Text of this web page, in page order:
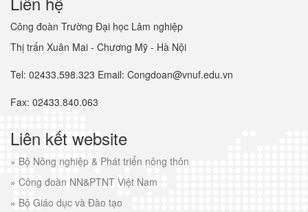
Công đoàn Trường Đại học Lâm nghiệp
Thị trấn Xuân Mai - Chương Mỹ - Hà Nội
Tel: 02433.598.323 Email: Congdoan@vnuf.edu.vn
Fax: 02433.840.063
Liên kết website
» Bộ Nông nghiệp & Phát triển nông thôn
» Công đoàn NN&PTNT Việt Nam
» Bộ Giáo dục và Đào tạo